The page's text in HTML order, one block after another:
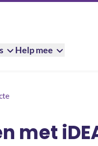
Help mee
QR-code
met